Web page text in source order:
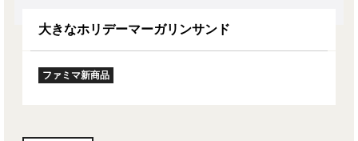
大きなホリデーマーガリンサンド
ファミマ新商品